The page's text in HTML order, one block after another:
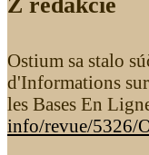
Ostium sa stalo
d'Informations sur
les Bases En
info/revue/5326/